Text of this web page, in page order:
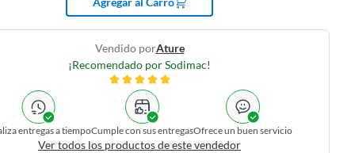
Vendido porAture
¡Recomendado por Sodimac!
entregas a tiempoCumple con sus entregasOfrece un buen servicio
Ver todos los productos de este vendedor